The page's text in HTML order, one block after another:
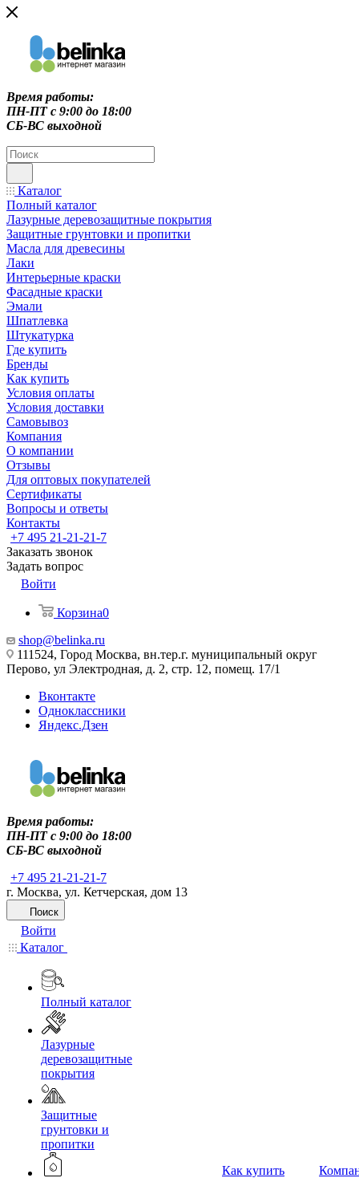
Время работы:
ПН-ПТ c 9:00 до 18:00
СБ-ВС выходной
Каталог
Полный каталог
Лазурные деревозащитные покрытия
Защитные грунтовки и пропитки
Масла для древесины
Лаки
Интерьерные краски
Фасадные краски
Эмали
Шпатлевка
Штукатурка
Где купить
Бренды
Как купить
Условия оплаты
Условия доставки
Самовывоз
Компания
О компании
Отзывы
Для оптовых покупателей
Сертификаты
Вопросы и ответы
Контакты
+7 495 21-21-21-7
Заказать звонок
Задать вопрос
Войти
Корзина0
shop@belinka.ru
111524, Город Москва, вн.тер.г. муниципальный округ
Перово, ул Электродная, д. 2, стр. 12, помещ. 17/1
Вконтакте
Одноклассники
Яндекс.Дзен
Время работы:
ПН-ПТ c 9:00 до 18:00
СБ-ВС выходной
+7 495 21-21-21-7
г. Москва, ул. Кетчерская, дом 13
Поиск
Войти
Каталог
Полный каталог
Лазурные
деревозащитные
покрытия
Защитные
грунтовки и
пропитки
Как купить